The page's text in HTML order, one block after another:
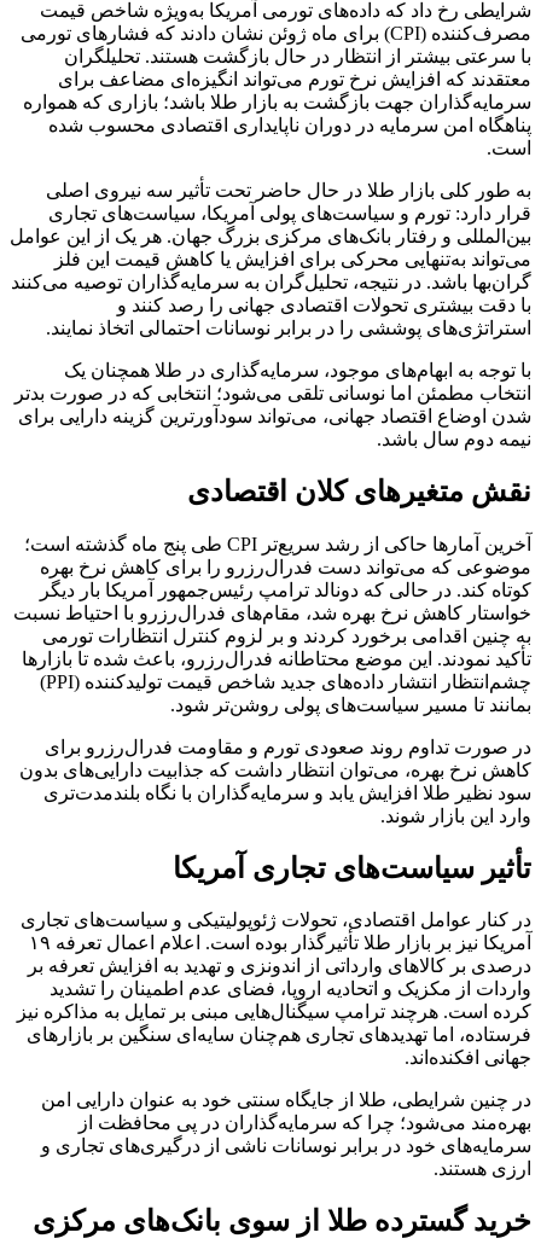
شرایطی رخ داد که داده‌های تورمی آمریکا به‌ویژه شاخص قیمت
مصرف‌کننده (CPI) برای ماه ژوئن نشان دادند که فشارهای تورمی
با سرعتی بیشتر از انتظار در حال بازگشت هستند. تحلیلگران
معتقدند که افزایش نرخ تورم می‌تواند انگیزه‌ای مضاعف برای
سرمایه‌گذاران جهت بازگشت به بازار طلا باشد؛ بازاری که همواره
پناهگاه امن سرمایه در دوران ناپایداری اقتصادی محسوب شده
است.
به طور کلی بازار طلا در حال حاضر تحت تأثیر سه نیروی اصلی
قرار دارد: تورم و سیاست‌های پولی آمریکا، سیاست‌های تجاری
بین‌المللی و رفتار بانک‌های مرکزی بزرگ جهان. هر یک از این عوامل
می‌تواند به‌تنهایی محرکی برای افزایش یا کاهش قیمت این فلز
گران‌بها باشد. در نتیجه، تحلیل‌گران به سرمایه‌گذاران توصیه می‌کنند
با دقت بیشتری تحولات اقتصادی جهانی را رصد کنند و
استراتژی‌های پوششی را در برابر نوسانات احتمالی اتخاذ نمایند.
با توجه به ابهام‌های موجود، سرمایه‌گذاری در طلا همچنان یک
انتخاب مطمئن اما نوسانی تلقی می‌شود؛ انتخابی که در صورت بدتر
شدن اوضاع اقتصاد جهانی، می‌تواند سودآورترین گزینه دارایی برای
نیمه دوم سال باشد.
نقش متغیرهای کلان اقتصادی
آخرین آمارها حاکی از رشد سریع‌تر CPI طی پنج ماه گذشته است؛
موضوعی که می‌تواند دست فدرال‌رزرو را برای کاهش نرخ بهره
کوتاه کند. در حالی که دونالد ترامپ رئیس‌جمهور آمریکا بار دیگر
خواستار کاهش نرخ بهره شد، مقام‌های فدرال‌رزرو با احتیاط نسبت
به چنین اقدامی برخورد کردند و بر لزوم کنترل انتظارات تورمی
تأکید نمودند. این موضع محتاطانه فدرال‌رزرو، باعث شده تا بازارها
چشم‌انتظار انتشار داده‌های جدید شاخص قیمت تولیدکننده (PPI)
بمانند تا مسیر سیاست‌های پولی روشن‌تر شود.
در صورت تداوم روند صعودی تورم و مقاومت فدرال‌رزرو برای
کاهش نرخ بهره، می‌توان انتظار داشت که جذابیت دارایی‌های بدون
سود نظیر طلا افزایش یابد و سرمایه‌گذاران با نگاه بلندمدت‌تری
وارد این بازار شوند.
تأثیر سیاست‌های تجاری آمریکا
در کنار عوامل اقتصادی، تحولات ژئوپولیتیکی و سیاست‌های تجاری
آمریکا نیز بر بازار طلا تأثیرگذار بوده است. اعلام اعمال تعرفه ۱۹
درصدی بر کالاهای وارداتی از اندونزی و تهدید به افزایش تعرفه بر
واردات از مکزیک و اتحادیه اروپا، فضای عدم اطمینان را تشدید
کرده است. هرچند ترامپ سیگنال‌هایی مبنی بر تمایل به مذاکره نیز
فرستاده، اما تهدیدهای تجاری هم‌چنان سایه‌ای سنگین بر بازارهای
جهانی افکنده‌اند.
در چنین شرایطی، طلا از جایگاه سنتی خود به عنوان دارایی امن
بهره‌مند می‌شود؛ چرا که سرمایه‌گذاران در پی محافظت از
سرمایه‌های خود در برابر نوسانات ناشی از درگیری‌های تجاری و
ارزی هستند.
خرید گسترده طلا از سوی بانک‌های مرکزی